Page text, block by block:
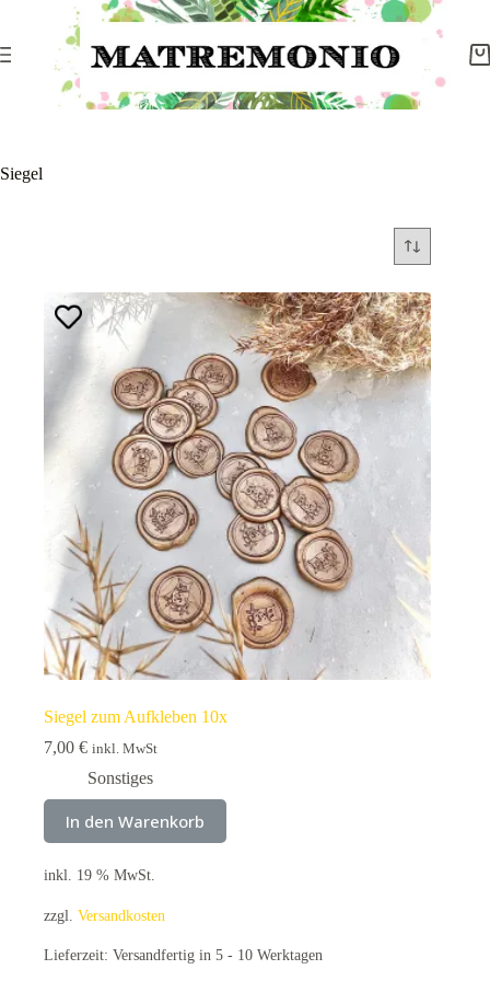
Siegel
Siegel zum Aufkleben 10x
7,00 € inkl. MwSt
Sonstiges
In den Warenkorb
inkl. 19 % MwSt.
zzgl. Versandkosten
Lieferzeit: Versandfertig in 5 - 10 Werktagen